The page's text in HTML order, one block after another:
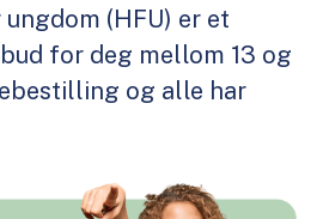
(HFU) er et
for deg mellom 13 og
og alle har